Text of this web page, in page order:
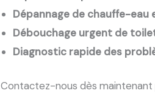
Dépannage de chauffe-
Débouchage urgent de
Diagnostic rapide des
Contactez-nous dès maintenant